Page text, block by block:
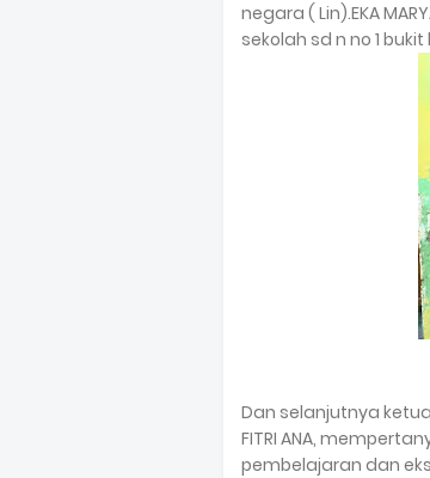
negara ( Lin).EKA
sekolah sd n no 1
Dan selanjutnya
FITRI ANA,
pembelajaran dan